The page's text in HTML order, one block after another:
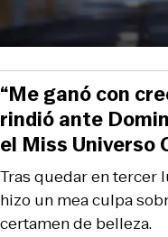
Tras quedar en tercer
hizo un mea culpa
certamen de belleza.
“Me ganó con
rindió ante
el Miss Universo